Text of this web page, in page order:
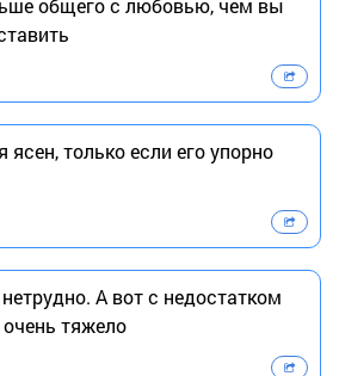
только если его упорно
А вот с недостатком
тяжело